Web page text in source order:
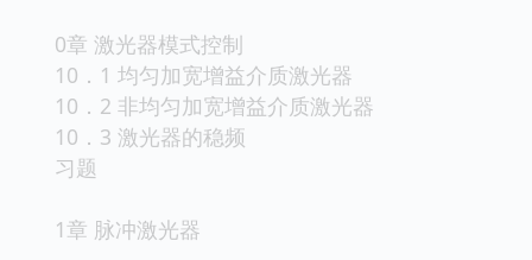
0章 激光器模式控制
10．1 均匀加宽增益介质激光器
10．2 非均匀加宽增益介质激光器
10．3 激光器的稳频
习题
1章 脉冲激光器